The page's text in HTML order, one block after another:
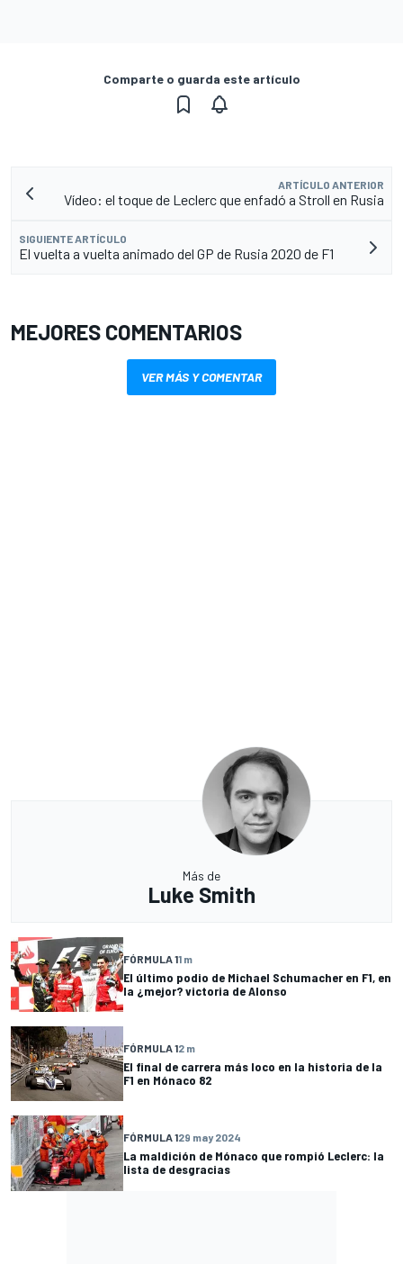
Comparte o guarda este artículo
ARTÍCULO ANTERIOR
Vídeo: el toque de Leclerc que enfadó a Stroll en Rusia
SIGUIENTE ARTÍCULO
El vuelta a vuelta animado del GP de Rusia 2020 de F1
MEJORES COMENTARIOS
VER MÁS Y COMENTAR
Más de
Luke Smith
FÓRMULA 11 m
El último podio de Michael Schumacher en F1, en
la ¿mejor? victoria de Alonso
FÓRMULA 12 m
El final de carrera más loco en la historia de la
F1 en Mónaco 82
FÓRMULA 129 may 2024
La maldición de Mónaco que rompió Leclerc: la
lista de desgracias